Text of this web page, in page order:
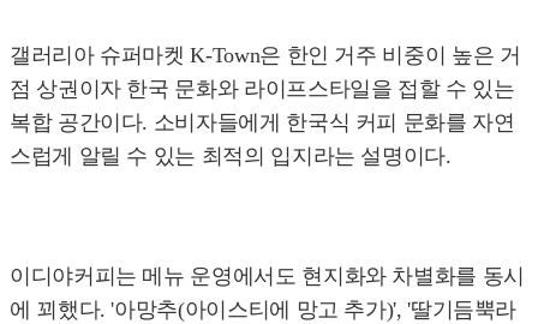
갤러리아 슈퍼마켓 K-Town은 한인 거주 비중이 높은 거
점 상권이자 한국 문화와 라이프스타일을 접할 수 있는
복합 공간이다. 소비자들에게 한국식 커피 문화를 자연
스럽게 알릴 수 있는 최적의 입지라는 설명이다.
이디야커피는 메뉴 운영에서도 현지화와 차별화를 동시
에 꾀했다. '아망추(아이스티에 망고 추가)', '딸기듬뿍라